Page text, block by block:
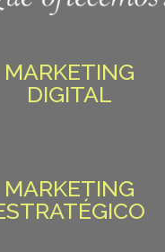
MARKETING
DIGITAL
MARKETING